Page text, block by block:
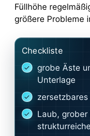
Füllhöhe
größere Probleme
Checkliste
grobe Äste
Unterlage
Laub, grober